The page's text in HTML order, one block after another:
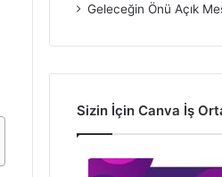
Geleceğin Önü Açık
Sizin İçin Canva İş